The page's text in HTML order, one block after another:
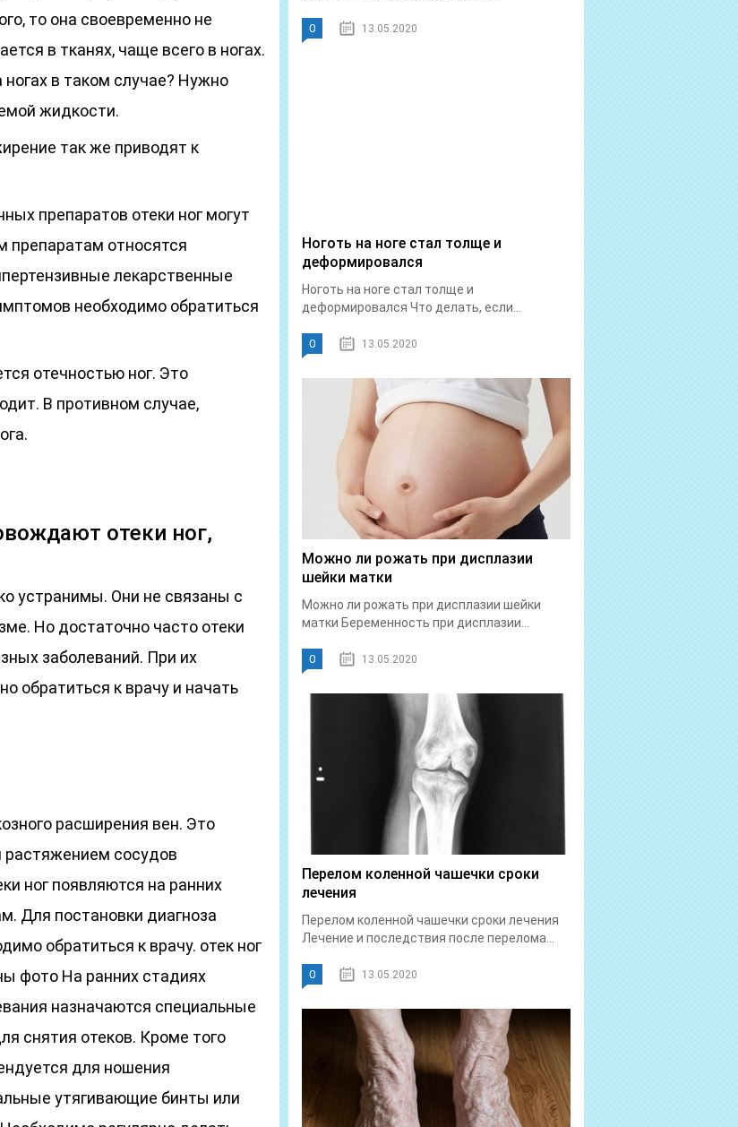
то она своевременно не
в тканях, чаще всего в ногах.
ногах в таком случае? Нужно
жидкости.
так же приводят к
препаратов отеки ног могут
относятся
лекарственные
необходимо обратиться
отечностью ног. Это
В противном случае,
отеки ног,
устранимы. Они не связаны с
Но достаточно часто отеки
заболеваний. При их
обратиться к врачу и начать
расширения вен. Это
растяжением сосудов
ног появляются на ранних
Для постановки диагноза
обратиться к врачу. отек ног
фото На ранних стадиях
назначаются специальные
снятия отеков. Кроме того
для ношения
утягивающие бинты или
0 13.05.2020
Ноготь на ноге стал толще и
деформировался
Ноготь на ноге стал толще и
деформировался Что делать, если...
0 13.05.2020
Можно ли рожать при дисплазии
шейки матки
Можно ли рожать при дисплазии шейки
матки Беременность при дисплазии...
0 13.05.2020
Перелом коленной чашечки сроки
лечения
Перелом коленной чашечки сроки лечения
Лечение и последствия после перелома...
0 13.05.2020